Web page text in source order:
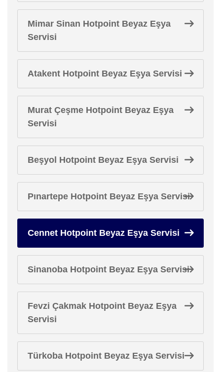
Mimar Sinan Hotpoint Beyaz Eşya
Servisi
Atakent Hotpoint Beyaz Eşya Servisi
Murat Çeşme Hotpoint Beyaz Eşya
Servisi
Beşyol Hotpoint Beyaz Eşya Servisi
Pınartepe Hotpoint Beyaz Eşya Servisi
Cennet Hotpoint Beyaz Eşya Servisi
Sinanoba Hotpoint Beyaz Eşya Servisi
Fevzi Çakmak Hotpoint Beyaz Eşya
Servisi
Türkoba Hotpoint Beyaz Eşya Servisi